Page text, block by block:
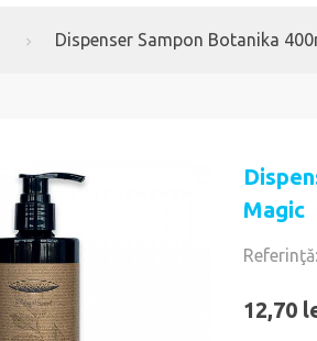
Dispenser Sampon Botanika
Magic
Referinţă:
12,70